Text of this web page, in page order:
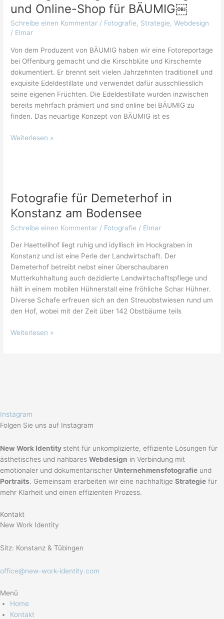
und Online-Shop für BÄUMIG￼
Schreibe einen Kommentar / Fotografie, Strategie,Webdesign
/ Elmar
Von dem Produzent von BÄUMIG haben wir eine Fotoreportage
bei Offenburg gemacht und die Kirschblüte und Kirschernte
dokumentiert. Er brennt seit vielen Jahrzehnten traditionell und
exquisite Edeldestillate und verwendet dafür ausschliesslich
seine eigenen Früchten. Die Edeldestillate wurden inzwischen
bereits mehrfach prämiert und sind online bei BÄUMIG zu
finden. Das neuartige Konzept von BÄUMIG ist es
Online-
Shop
für
BÄUMIG
￼
Weiterlesen »
Fotografie für Demeterhof in
Konstanz am Bodensee
Schreibe einen Kommentar / Fotografie / Elmar
Der Haettelihof liegt ruhig und idyllisch im Hockgraben in
Konstanz und ist eine Perle der Landwirtschaft. Der
Demeterhof betreibt nebst einer überschaubaren
Mutterkuhhaltung auch dezidierte Landwirtschaftspflege und
hält in einem mobilen Hühnerstall eine fröhliche Schar Hühner.
Diverse Schafe erfreuen sich an den Streuobstwiesen rund um
den Hof, wobei mit der Zeit über 142 Obstbäume teils
Demeterhof
in
Konstanz
am
Bodensee
Weiterlesen »
Instagram
Folgen Sie uns auf Instagram
New Work Identity steht für unkomplizierte, effiziente Lösungen für
ästhetisches und nahbares Webdesign in Verbindung mit
emotionaler und dokumentarischer Unternehmensfotografie und
Portraits. Gemeinsam erarbeiten wir eine nachhaltige Strategie für
mehr Klarheit und einen effizienten Prozess.
Kontakt
New Work Identity
Sitz: Konstanz & Tübingen
office@new-work-identity.com
Menü
Home
Kontakt